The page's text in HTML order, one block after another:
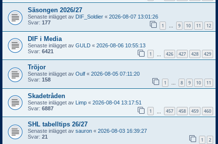
Säsongen 2026/27
Senaste inlägget av DIF_Soldier « 2026-08-07 13:01:26
Svar: 177 1 … 9 10 11 12
DIF i Media
Senaste inlägget av GULD « 2026-08-06 10:55:13
Svar: 6421 1 426 427 428 429
Tröjor
Senaste inlägget av Oulf « 2026-08-05 07:11:20
Svar: 158 1 … 8 9 10 11
Skadetråden
Senaste inlägget av Limp « 2026-08-04 13:17:51
Svar: 6887 1 457 458 459 460
SHL tabelltips 26/27
Senaste inlägget av sauron « 2026-08-03 16:39:27
Svar: 21 1 2